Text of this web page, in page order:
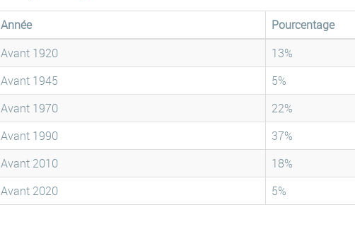
Année
Pourcentage
Avant 1920
13%
Avant 1945
5%
Avant 1970
22%
Avant 1990
37%
Avant 2010
18%
Avant 2020
5%